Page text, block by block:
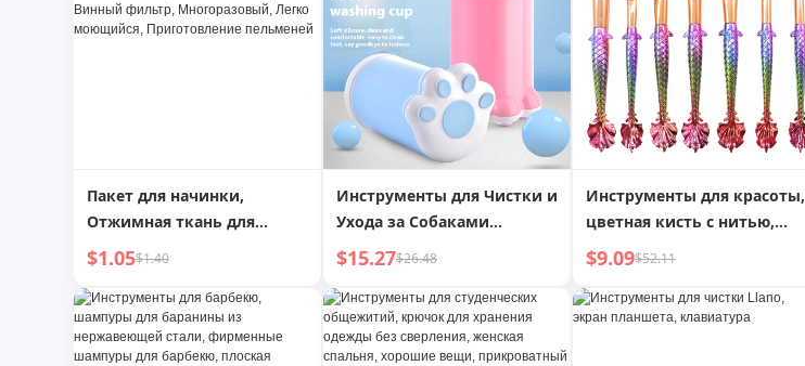
держатель для мисок,
зажим для тарелок
Пакет для начинки,
Отжимная ткань для
начинки, Обезвоживатель
инструмент, Фильтр для
соевого молока,
Мелкоячеистая, Винный
$1.05$1.40
Инструменты для Чистки и
Ухода за Собаками
Портативная Машина для
Силикона для Крупных
$15.27$26.48
Инструменты для красоты,
цветная кисть с нитью,
веерная кисть
$9.09$52.11